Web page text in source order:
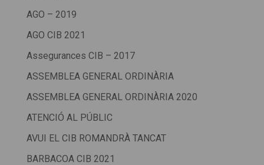
AGO – 2019
AGO CIB 2021
Assegurances CIB – 2017
ASSEMBLEA GENERAL ORDINÀRIA
ASSEMBLEA GENERAL ORDINÀRIA 2020
ATENCIÓ AL PÚBLIC
AVUI EL CIB ROMANDRÀ TANCAT
BARBACOA CIB 2021